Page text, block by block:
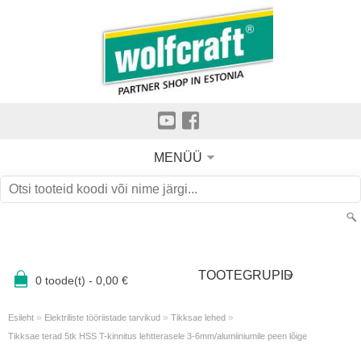
MENÜÜ
0 toode(t) - 0,00 € TOOTEGRUPID
Esileht » Elektriliste tööriistade tarvikud » Tikksae lehed »
Tikksae terad 5tk HSS T-kinnitus lehtterasele 3-6mm/alumiiniumile peen lõige